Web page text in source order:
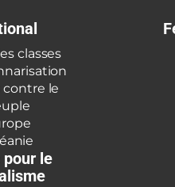
classes
contre le
le